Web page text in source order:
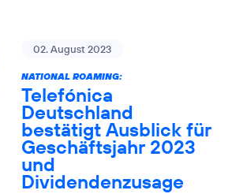
02. August 2023
NATIONAL ROAMING:
Telefónica
Deutschland
bestätigt Ausblick für
Geschäftsjahr 2023
und
Dividendenzusage